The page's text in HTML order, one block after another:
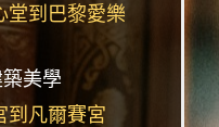
堂到巴黎愛樂
美學
到凡爾賽宮